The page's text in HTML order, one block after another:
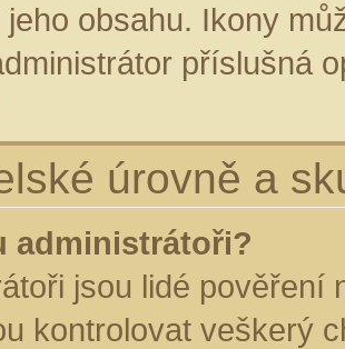
obsahu. Ikony
příslušná
úrovně a
administrátoři?
jsou lidé pověření
kontrolovat veškerý